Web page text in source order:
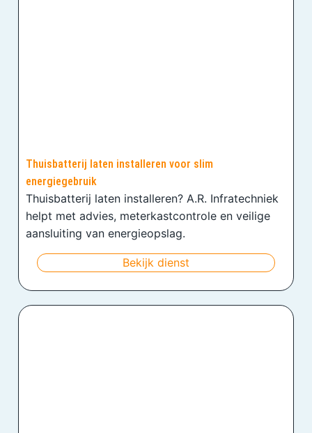
Thuisbatterij laten installeren voor slim
energiegebruik
Thuisbatterij laten installeren? A.R. Infratechniek
helpt met advies, meterkastcontrole en veilige
aansluiting van energieopslag.
Bekijk dienst